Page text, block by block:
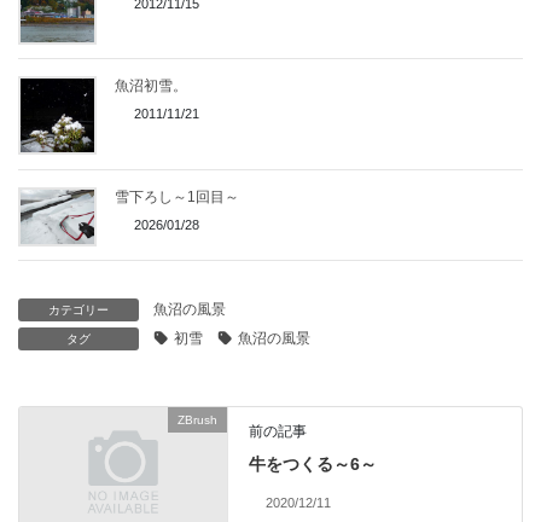
2012/11/15
魚沼初雪。
2011/11/21
雪下ろし～1回目～
2026/01/28
カテゴリー 魚沼の風景
タグ 初雪 魚沼の風景
ZBrush
前の記事
牛をつくる～6～
2020/12/11